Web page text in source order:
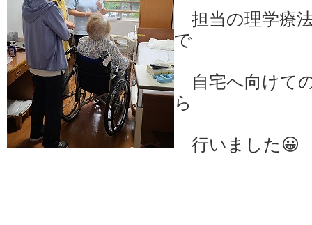
担当の理学療
で
自宅へ向けて
ら
行いました😀